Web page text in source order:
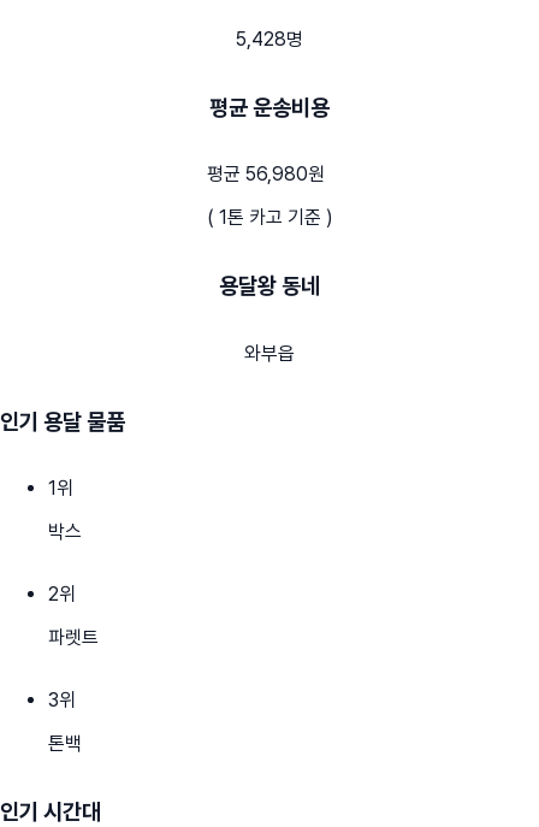
5,428명
평균 운송비용
평균 56,980원
( 1톤 카고 기준 )
용달왕 동네
와부읍
인기 용달 물품
1위
박스
2위
파렛트
3위
톤백
인기 시간대